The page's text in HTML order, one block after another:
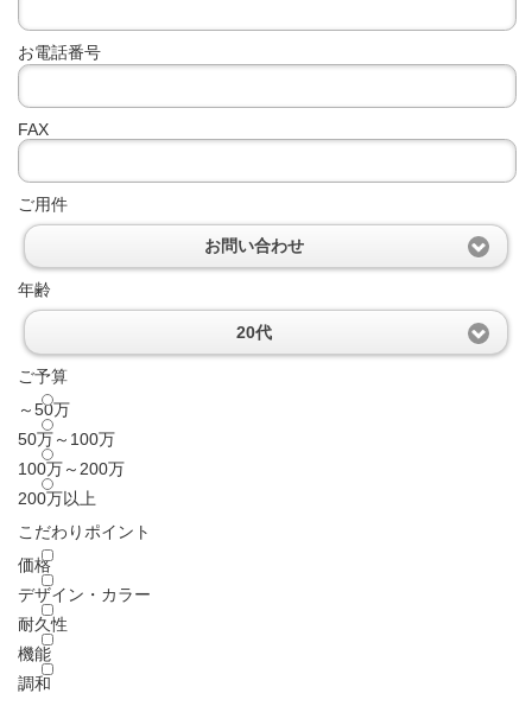
お電話番号
FAX
ご用件
お問い合わせ
年齢
20代
ご予算
～50万
50万～100万
100万～200万
200万以上
こだわりポイント
価格
デザイン・カラー
耐久性
機能
調和